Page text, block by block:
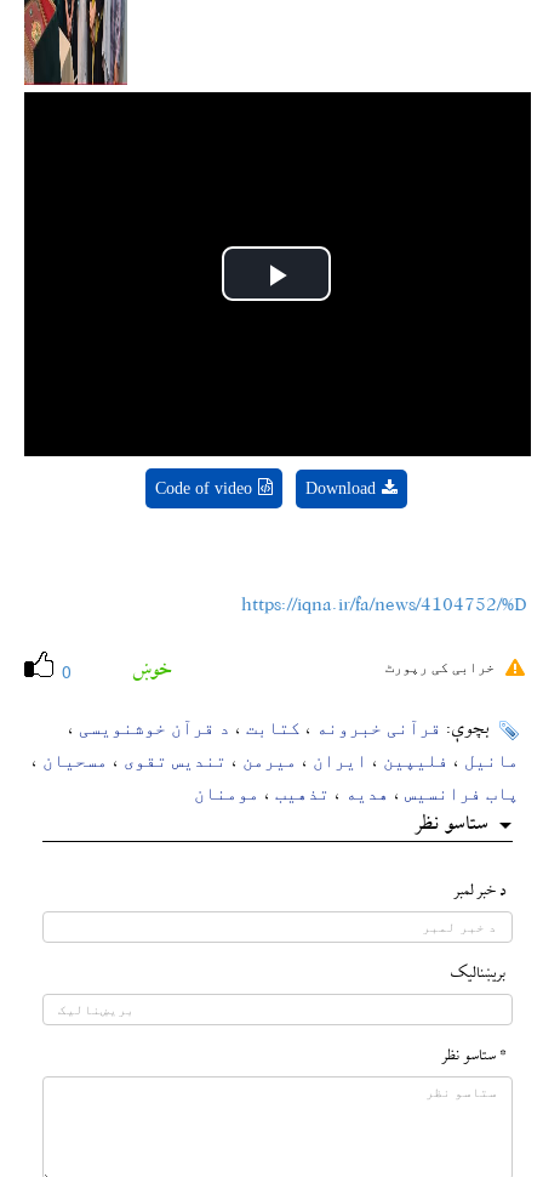
Play
Code of video Download
https://iqna.ir/fa/news/4104752/%D
0 خوښ خرابی کی رپورٹ
بچوې: قرآنی خبرونه ، کتابت ، د قرآن خوشنویسی ،
مانیل ، فلیپین ، ایران ، میرمن ، تندیس تقوی ، مسحیان ،
پاب فرانسیس ، هدیه ، تذهیب ، مومنان
ستاسو نظر
د خبر لمبر
بريښناليک
* ستاسو نظر